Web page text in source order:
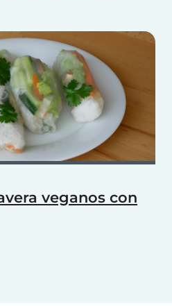
veganos con